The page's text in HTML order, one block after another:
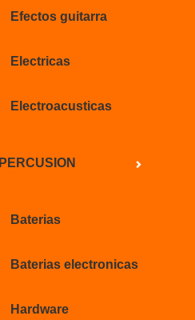
Efectos guitarra
Electricas
Electroacusticas
PERCUSION
Baterias
Baterias electronicas
Hardware